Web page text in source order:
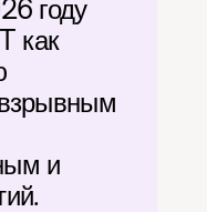
году
как
и